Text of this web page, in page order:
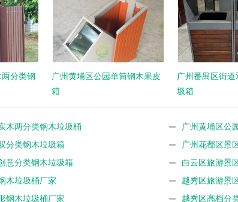
分类钢
广州黄埔区公园单筒钢木果皮
箱
广州番禺区街
圾箱
木两分类钢木垃圾桶
广州黄埔区公
分类钢木垃圾箱
广州花都区景
意分类钢木垃圾箱
白云区旅游景
木垃圾桶厂家
越秀区旅游景
钢木垃圾桶厂家
越秀区高档分